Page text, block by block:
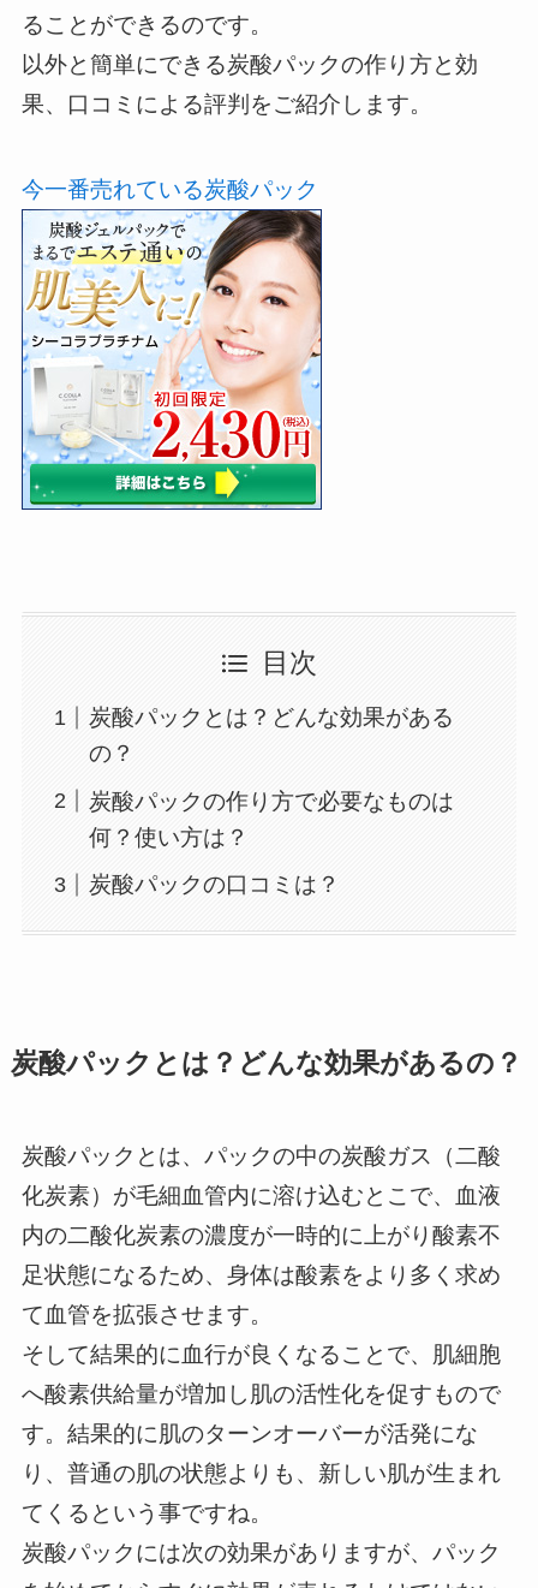
ることができるのです。
以外と簡単にできる炭酸パックの作り方と効
果、口コミによる評判をご紹介します。
今一番売れている炭酸パック
目次
炭酸パックとは？どんな効果がある
の？
炭酸パックの作り方で必要なものは
何？使い方は？
炭酸パックの口コミは？
炭酸パックとは？どんな効果があるの？
炭酸パックとは、パックの中の炭酸ガス（二酸
化炭素）が毛細血管内に溶け込むとこで、血液
内の二酸化炭素の濃度が一時的に上がり酸素不
足状態になるため、身体は酸素をより多く求め
て血管を拡張させます。
そして結果的に血行が良くなることで、肌細胞
へ酸素供給量が増加し肌の活性化を促すもので
す。結果的に肌のターンオーバーが活発にな
り、普通の肌の状態よりも、新しい肌が生まれ
てくるという事ですね。
炭酸パックには次の効果がありますが、パック